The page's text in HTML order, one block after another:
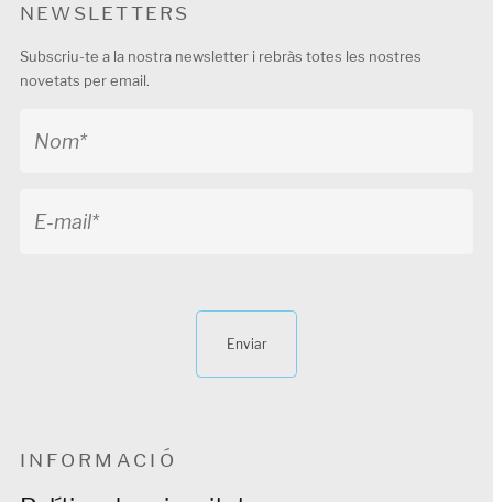
NEWSLETTERS
Subscriu-te a la nostra newsletter i rebràs totes les nostres
novetats per email.
Enviar
INFORMACIÓ